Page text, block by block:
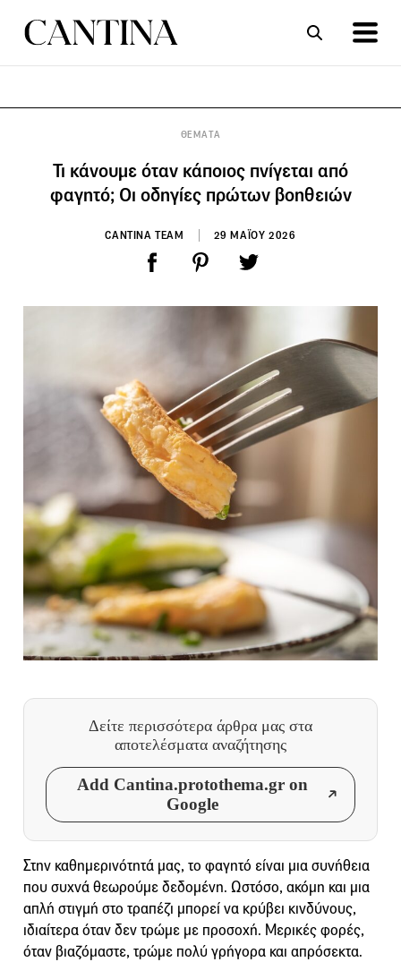
ΘΕΜΑΤΑ
Τι κάνουμε όταν κάποιος πνίγεται από
φαγητό; Οι οδηγίες πρώτων βοηθειών
CANTINA TEAM 29 ΜΑΪΟΥ 2026
Δείτε περισσότερα άρθρα μας στα
αποτελέσματα αναζήτησης
Add Cantina.protothema.gr on
Google
Στην καθημερινότητά μας, το φαγητό είναι μια συνήθεια
που συχνά θεωρούμε δεδομένη. Ωστόσο, ακόμη και μια
απλή στιγμή στο τραπέζι μπορεί να κρύβει κινδύνους,
ιδιαίτερα όταν δεν τρώμε με προσοχή. Μερικές φορές,
όταν βιαζόμαστε, τρώμε πολύ γρήγορα και απρόσεκτα.